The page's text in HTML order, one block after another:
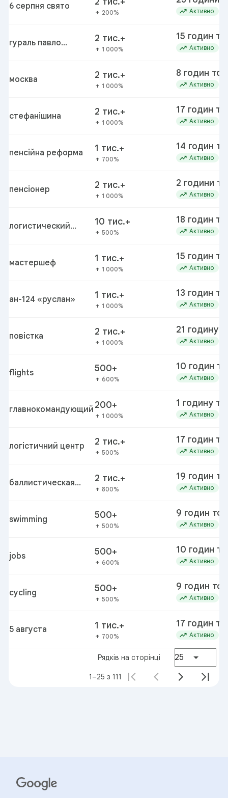
6 серпня свято
arrow_upward 200% trending_up Активно
гураль павло
2 тис.+
arrow_upward 1 000%
15 годин
trending_up Активно
москва 2 тис.+
arrow_upward 1 000%
8 годин
trending_up Активно
стефанішина 2 тис.+
arrow_upward 1 000%
17 годин
trending_up Активно
пенсійна реформа 1 тис.+
arrow_upward 700%
14 годин
trending_up Активно
пенсіонер 2 тис.+
arrow_upward 1 000%
2 години
trending_up Активно
логистический
10 тис.+
arrow_upward 500%
18 годин
trending_up Активно
мастершеф 1 тис.+
arrow_upward 1 000%
15 годин
trending_up Активно
ан-124 «руслан» 1 тис.+
arrow_upward 1 000%
13 годин
trending_up Активно
повістка 2 тис.+
arrow_upward 1 000%
21 годину
trending_up Активно
flights 500+
arrow_upward 600%
10 годин
trending_up Активно
главнокомандующий 200+
arrow_upward 1 000%
1 годину
trending_up Активно
логістичний центр 2 тис.+
arrow_upward 500%
17 годин
trending_up Активно
баллистическая
2 тис.+
arrow_upward 800%
19 годин
trending_up Активно
swimming 500+
arrow_upward 500%
9 годин
trending_up Активно
jobs 500+
arrow_upward 600%
10 годин
trending_up Активно
cycling 500+
arrow_upward 500%
9 годин
trending_up Активно
5 августа 1 тис.+
arrow_upward 700%
17 годин
trending_up Активно
Рядків на сторінці 25
1–25 з 111